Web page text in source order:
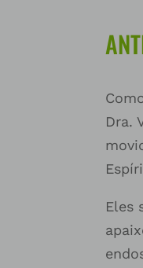
Dra.
Eles